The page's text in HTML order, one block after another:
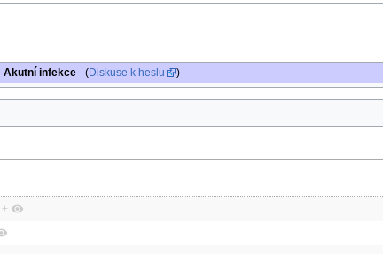
Akutní infekce - (Diskuse k heslu )
+